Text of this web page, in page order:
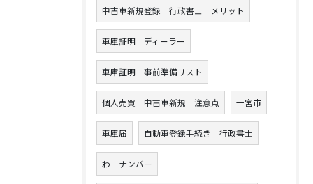
中古車新規登録 行政書士 メリット
車庫証明 ディーラー
車庫証明 事前準備リスト
個人売買 中古車新規 注意点 一宮市
車庫届 自動車登録手続き 行政書士
わ ナンバー